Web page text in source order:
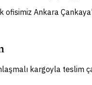
Ankara
kargoyla teslim